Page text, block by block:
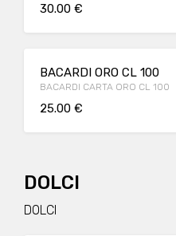
30.00 €
BACARDI ORO CL 100
BACARDI CARTA ORO CL 100
25.00 €
DOLCI
DOLCI